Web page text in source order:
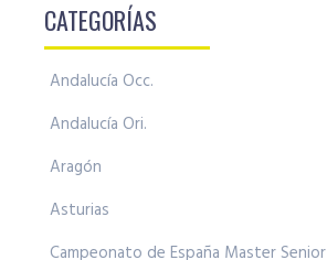
CATEGORÍAS
Andalucía Occ.
Andalucía Ori.
Aragón
Asturias
Campeonato de España Master Senior